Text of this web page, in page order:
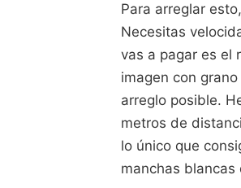
Para arreglar
Necesitas
vas a pagar es el
imagen con
arreglo posible.
metros de
lo único que
manchas